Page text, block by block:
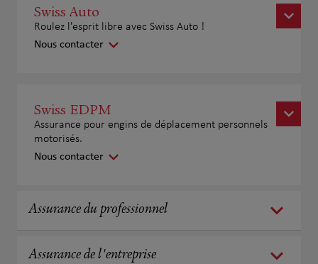
Swiss Auto
Roulez l'esprit libre avec Swiss Auto !
Nous contacter
Swiss EDPM
Assurance pour engins de déplacement personnels
motorisés.
Nous contacter
Assurance du professionnel
Assurance de l'entreprise